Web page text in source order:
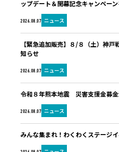
2026.08.07 ニュース
ップデート＆開幕記念キャンペー
2026.08.07 ニュース
【緊急追加販売】８/８（土）神
知らせ
2026.08.07 ニュース
令和８年熊本地震 災害支援金募
みんな集まれ！わくわくステージ